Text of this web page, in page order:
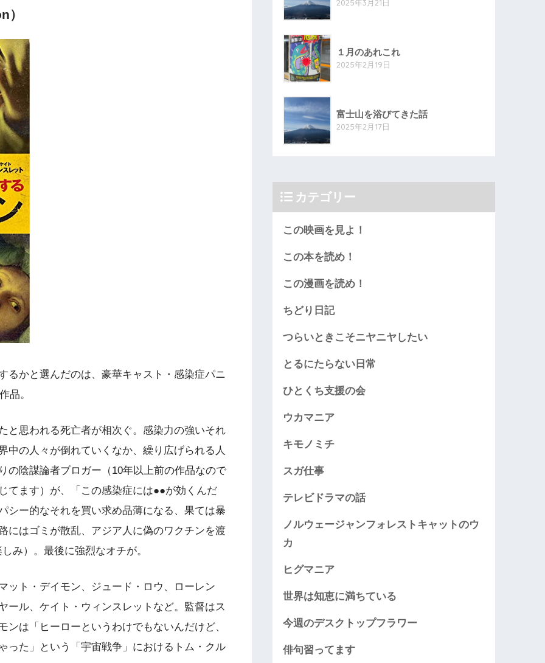
）
るかと選んだのは、豪華キャスト・感染症パニ
品。
と思われる死亡者が相次ぐ。感染力の強いそれ
中の人々が倒れていくなか、繰り広げられる人
の陰謀論者ブロガー（10年以上前の作品なので
てます）が、「この感染症には●●が効くんだ
シー的なそれを買い求め品薄になる、果ては暴
にはゴミが散乱、アジア人に偽のワクチンを渡
み）。最後に強烈なオチが。
ット・デイモン、ジュード・ロウ、ローレン
ール、ケイト・ウィンスレットなど。監督はス
は「ヒーローというわけでもないんだけど、
った」という「宇宙戦争」におけるトム・クル
2025年3月21日
１月のあれこれ
2025年2月19日
富士山を浴びてきた話
2025年2月17日
カテゴリー
この映画を見よ！
この本を読め！
この漫画を読め！
ちどり日記
つらいときこそニヤニヤしたい
とるにたらない日常
ひとくち支援の会
ウカマニア
キモノミチ
スガ仕事
テレビドラマの話
ノルウェージャンフォレストキャットのウ
カ
ヒグマニア
世界は知恵に満ちている
今週のデスクトップフラワー
俳句習ってます